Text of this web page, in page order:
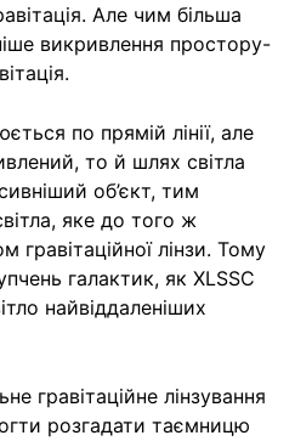
Але чим більша
викривлення простору-
по прямій лінії, але
то й шлях світла
об’єкт, тим
яке до того ж
гравітаційної лінзи. Тому
галактик, як XLSSC
найвіддаленіших
гравітаційне лінзування
розгадати таємницю